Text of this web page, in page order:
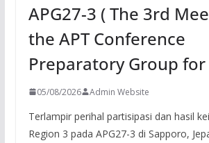
APG27-3 ( The 3rd
the APT Conference
Preparatory Group for
05/08/2026 Admin Website
Terlampir perihal partisipasi dan hasil
Region 3 pada APG27-3 di Sapporo,